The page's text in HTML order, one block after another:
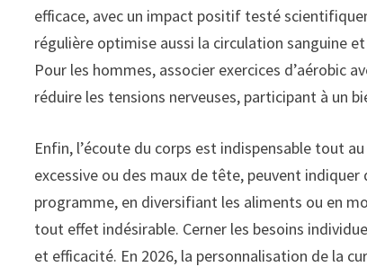
efficace, avec un impact positif testé
régulière optimise aussi la circulation sanguine
Pour les hommes, associer exercices d’aérobic
réduire les tensions nerveuses, participant à un
Enfin, l’écoute du corps est indispensable tout
excessive ou des maux de tête, peuvent
programme, en diversifiant les aliments ou en
tout effet indésirable. Cerner les besoins
et efficacité. En 2026, la personnalisation de la